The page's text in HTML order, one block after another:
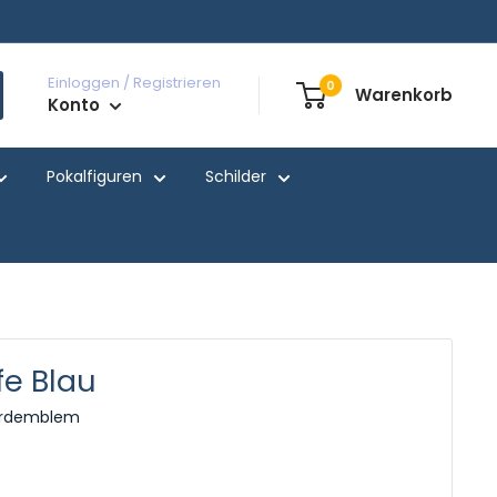
Einloggen / Registrieren
Konto
0 Warenkorb
Pokalfiguren Schilder
Blau